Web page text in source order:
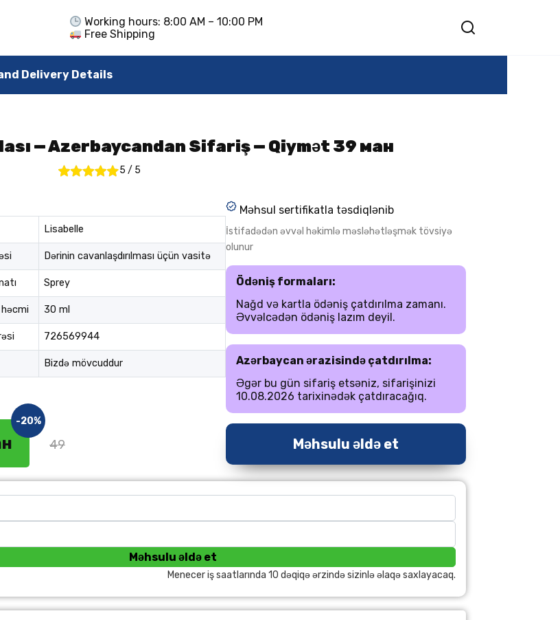
Working hours: 8:00 AM – 10:00 PM
Free Shipping
Delivery Details
— Azerbaycandan Sifariş — Qiymət 39 ман
5 / 5
Lisabelle
Dərinin cavanlaşdırılması üçün vasitə
Sprey
həcmi 30 ml
726569944
Bizdə mövcuddur
-20%
49
Məhsul sertifikatla təsdiqlənib
İstifadədən əvvəl həkimlə məsləhətləşmək tövsiyə
olunur
Ödəniş formaları:
Nağd və kartla ödəniş çatdırılma zamanı.
Əvvəlcədən ödəniş lazım deyil.
Azərbaycan ərazisində çatdırılma:
Əgər bu gün sifariş etsəniz, sifarişinizi
10.08.2026 tarixinədək çatdıracağıq.
Məhsulu əldə et
Məhsulu əldə et
Menecer iş saatlarında 10 dəqiqə ərzində sizinlə əlaqə saxlayacaq.